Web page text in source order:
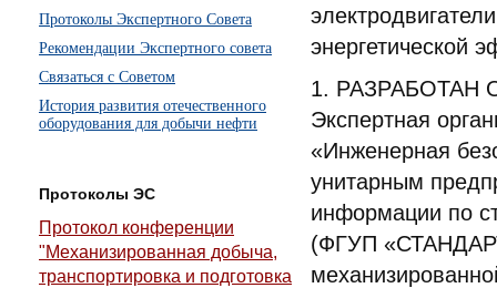
Протоколы Экспертного Совета
Рекомендации Экспертного совета
Связаться с Советом
История развития отечественного
оборудования для добычи нефти
Протоколы ЭС
Протокол конференции
"Механизированная добыча,
транспортировка и подготовка
энергетической
1. РАЗРАБОТАН
Экспертная
«Инженерная
унитарным
информации по
(ФГУП